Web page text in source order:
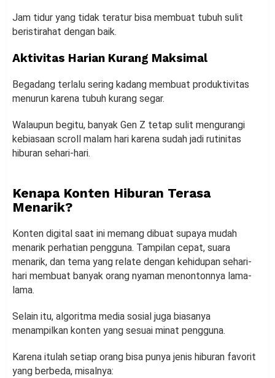
Jam tidur yang tidak teratur bisa membuat tubuh sulit
beristirahat dengan baik.
Aktivitas Harian Kurang Maksimal
Begadang terlalu sering kadang membuat produktivitas
menurun karena tubuh kurang segar.
Walaupun begitu, banyak Gen Z tetap sulit mengurangi
kebiasaan scroll malam hari karena sudah jadi rutinitas
hiburan sehari-hari.
Kenapa Konten Hiburan Terasa
Menarik?
Konten digital saat ini memang dibuat supaya mudah
menarik perhatian pengguna. Tampilan cepat, suara
menarik, dan tema yang relate dengan kehidupan sehari-
hari membuat banyak orang nyaman menontonnya lama-
lama.
Selain itu, algoritma media sosial juga biasanya
menampilkan konten yang sesuai minat pengguna.
Karena itulah setiap orang bisa punya jenis hiburan favorit
yang berbeda, misalnya: